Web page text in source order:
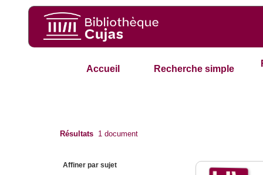
Accueil Recherche simple
Résultats 1 document
Affiner par sujet